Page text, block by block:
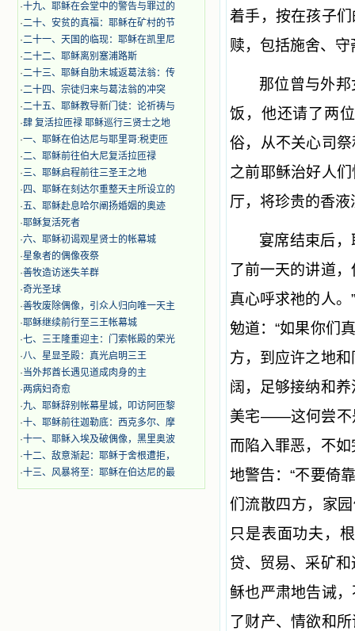
·十九、耶稣在会堂中的警告与罪过的
·二十、安贫的真福：耶稣在矿村的节
·二十一、天国的临现：耶稣在凯里尼
·二十二、耶稣离别塞浦路斯
·二十三、耶稣自肋末城返葛法翁：传
·二十四、宗徒归来与葛法翁的冲突
·二十五、耶稣教导新门徒：论祈祷与
·肆 复活拉匝禄 耶稣巡行三贤士之地
·一、耶稣在伯达尼与耶里哥:税吏匝
·二、耶稣前往伯大尼复活拉匝禄
·三、耶稣启程前往三圣王之地
· 四、耶稣在刻达尔重整天主所设立的
·五、耶稣赴息哈尔阐扬婚姻的奥迹
·耶稣复活死者
·六、耶稣初谒观星贤士的帐幕城
·星象者的偶像夜祭
·善牧造访迷失羊群
·奇光圣球
·善牧废除偶像，引众人归向唯一天主
·耶稣继续前行至三王帐幕城
·七、三王隆重迎主：门索帐殿的荣光
·八、星显圣殿：真光启明三王
·当外邦酋长遇见道成肉身的主
·两病妇奇愈
·九、耶稣辞别帐幕星城，叩访阿匝黎
·十、耶稣前往迦勒底：西克多尔、摩
·十一、耶稣入埃及破偶像，黑里奥波
·十二、敌意渐起：耶稣于舍根遭拒，
·十三、风暴将至：耶稣在伯达尼的最
着手，按在孩子
赎，包括施舍、
那位曾与外
饭，他还请了两
俗，从不关心司
之前耶稣治好人
厅，将珍贵的香
宴席结束后
了前一天的讲道
真心呼求祂的人
勉道：“如果你们
方，到应许之地
阔，足够接纳和
美宅——这何尝不
而陷入罪恶，不
地警告：“不要倚
们流散四方，家
只是表面功夫，
贷、贸易、采矿
稣也严肃地告诫
了财产、情欲和